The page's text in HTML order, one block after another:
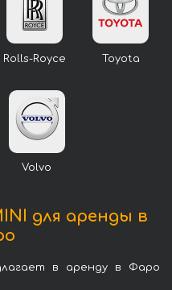
Rolls-Royce Toyota
Volvo
для аренды в
в аренду в Фаро